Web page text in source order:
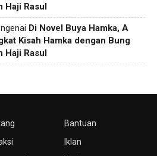
Haji Rasul
Di Novel Buya Hamka, A
Kisah Hamka dengan Bung
Haji Rasul
Bantuan
Iklan